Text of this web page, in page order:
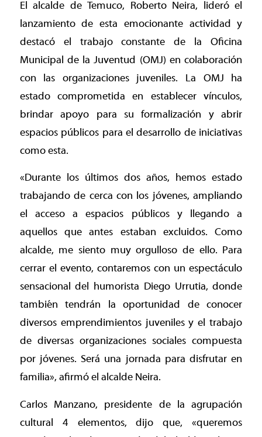
El alcalde de Temuco, Roberto Neira, lideró el
lanzamiento de esta emocionante actividad y
destacó el trabajo constante de la Oficina
Municipal de la Juventud (OMJ) en colaboración
con las organizaciones juveniles. La OMJ ha
estado comprometida en establecer vínculos,
brindar apoyo para su formalización y abrir
espacios públicos para el desarrollo de iniciativas
como esta.
«Durante los últimos dos años, hemos estado
trabajando de cerca con los jóvenes, ampliando
el acceso a espacios públicos y llegando a
aquellos que antes estaban excluidos. Como
alcalde, me siento muy orgulloso de ello. Para
cerrar el evento, contaremos con un espectáculo
sensacional del humorista Diego Urrutia, donde
también tendrán la oportunidad de conocer
diversos emprendimientos juveniles y el trabajo
de diversas organizaciones sociales compuesta
por jóvenes. Será una jornada para disfrutar en
familia», afirmó el alcalde Neira.
Carlos Manzano, presidente de la agrupación
cultural 4 elementos, dijo que, «queremos